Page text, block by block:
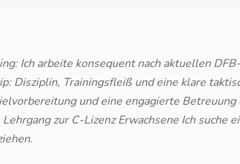
Ich arbeite konsequent nach aktuellen
Disziplin, Trainingsfleiß und eine klare
und eine engagierte
zur C-Lizenz Erwachsene Ich